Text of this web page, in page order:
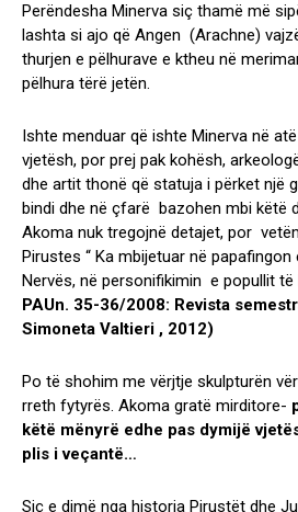
Perëndesha Minerva siç thamë më
lashta si ajo që Angen (Arachne)
thurjen e pëlhurave e ktheu në
pëlhura tërë jetën.
Ishte menduar që ishte Minerva në
vjetësh, por prej pak kohësh,
dhe artit thonë që statuja i përket një
bindi dhe në çfarë bazohen mbi këtë
Akoma nuk tregojnë detajet, por
Pirustes “ Ka mbijetuar në
Nervës, në personifikimin e popullit të
PAUn. 35-36/2008: Revista
Simoneta Valtieri , 2012)
Po të shohim me vërjtje skulpturën
rreth fytyrës. Akoma gratë mirditore-
këtë mënyrë edhe pas dymijë
plis i veçantë…
Siç e dimë nga historia Pirustët dhe